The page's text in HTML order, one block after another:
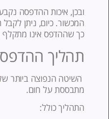
ובכן, איכות ההדפסה נקבעת לפי
המכשור. כיום, ניתן לקבל תוצאה
כך שההדפס אינו מתקלף בקלות
תהליך ההדפסה
השיטה הנפוצה ביותר של
מתבססת על חום.
התהליך כולל: